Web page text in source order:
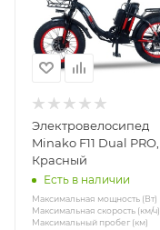
Электровелосипед
Minako F11 Dual PRO,
Красный
Есть в наличии
Максимальная мощность (Вт)
Максимальная скорость (км/ч)
Максимальный пробег (км)